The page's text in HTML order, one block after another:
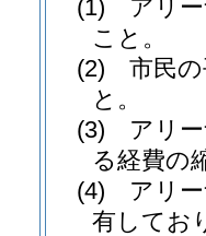
(1)
アリ
こと。
(2)
市民
と。
(3)
アリ
る経費の
(4)
アリ
有してお